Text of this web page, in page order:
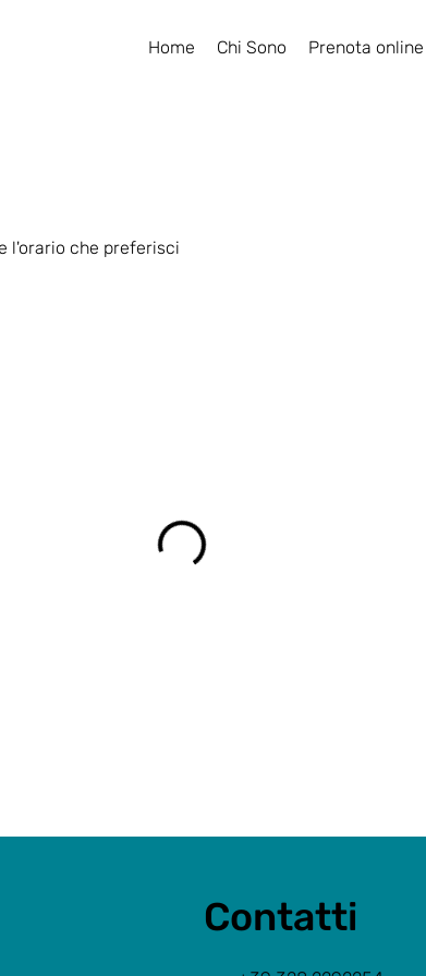
Home Chi Sono Prenota online
l'orario che preferisci
Contatti